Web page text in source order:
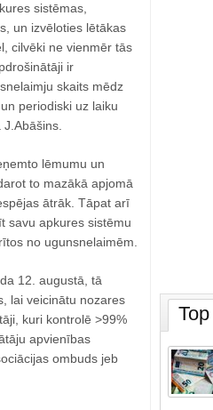
sistēmas,
un izvēloties lētākas
cilvēki ne vienmēr tās
ir
skaits mēdz
periodiski uz laiku
lēmumu un
to mazākā apjomā
ātrāk. Tāpat arī
savu apkures sistēmu
no ugunsnelaimēm.
12. augustā, tā
lai veicinātu nozares
kuri kontrolē >99%
apvienības
ombuds jeb
Top